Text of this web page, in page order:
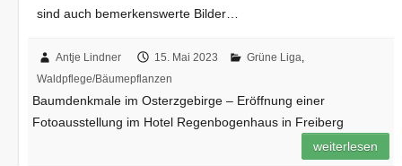
sind auch bemerkenswerte Bilder…
Antje Lindner 15. Mai 2023 Grüne Liga,
Waldpflege/Bäumepflanzen
Baumdenkmale im Osterzgebirge – Eröffnung einer
Fotoausstellung im Hotel Regenbogenhaus in Freiberg
weiterlesen